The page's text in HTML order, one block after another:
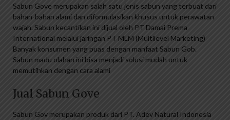
Sabun Gove merupakan salah satu jenis sabun yang terbuat dari
bahan-bahan alami dan diformulasikan khusus untuk perawatan
wajah. Sabun kecantikan ini dijual oleh PT Damai Prema
International melalui jaringan PT MLM (Multilevel Marketing)
Banyak konsumen yang puas dengan manfaat Sabun Gob.
Sabun madu olahan ini bisa menjadi solusi mudah untuk
memutihkan dengan cara alami
Jual Sabun Gove
Sabun Gov merupakan produk dari PT. Adev Natural Indonesia